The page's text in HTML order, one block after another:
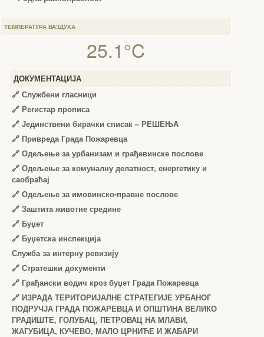
ТЕМПЕРАТУРА ВАЗДУХА
25.1°C
ДОКУМЕНТАЦИЈА
🔗 Службени гласници
🔗 Регистар прописа
🔗 Јединствени бирачки списак – РЕШЕЊА
🔗 Привреда Града Пожаревца
🔗 Одељење за урбанизам и грађевинске послове
🔗 Одељење за комуналну делатност, енергетику и
саобраћај
🔗 Одељење за имовинско-правне послове
🔗 Заштита животне средине
🔗 Буџет
🔗 Буџетска инспекција
Служба за интерну ревизију
🔗 Стратешки документи
🔗 Грађански водич кроз буџет Града Пожаревца
🔗 ИЗРАДА ТЕРИТОРИЈАЛНЕ СТРАТЕГИЈЕ УРБАНОГ
ПОДРУЧЈА ГРАДА ПОЖАРЕВЦА И ОПШТИНА ВЕЛИКО
ГРАДИШТЕ, ГОЛУБАЦ, ПЕТРОВАЦ НА МЛАВИ,
ЖАГУБИЦА, КУЧЕВО, МАЛО ЦРНИЋЕ И ЖАБАРИ